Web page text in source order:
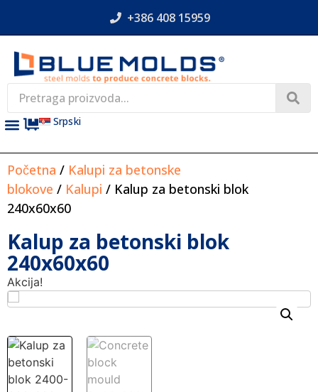
+386 408 15959
Srpski
Početna / Kalupi za betonske
blokove / Kalupi / Kalup za betonski blok
240x60x60
Kalup za betonski blok
240x60x60
Akcija!